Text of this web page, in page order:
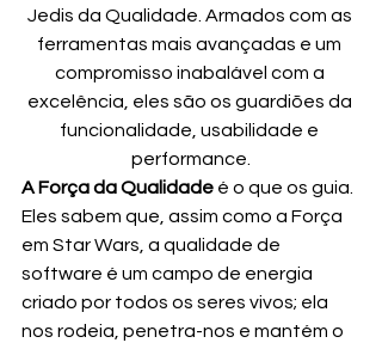
Jedis da Qualidade. Armados com as
ferramentas mais avançadas e um
compromisso inabalável com a
excelência, eles são os guardiões da
funcionalidade, usabilidade e
performance.
A Força da Qualidade é o que os guia.
Eles sabem que, assim como a Força
em Star Wars, a qualidade de
software é um campo de energia
criado por todos os seres vivos; ela
nos rodeia, penetra-nos e mantém o